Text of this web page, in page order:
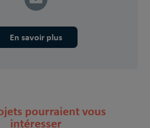
En savoir plus
pourraient vous
intéresser